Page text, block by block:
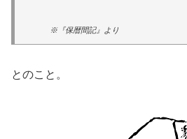
※『保暦間記』より
とのこと。